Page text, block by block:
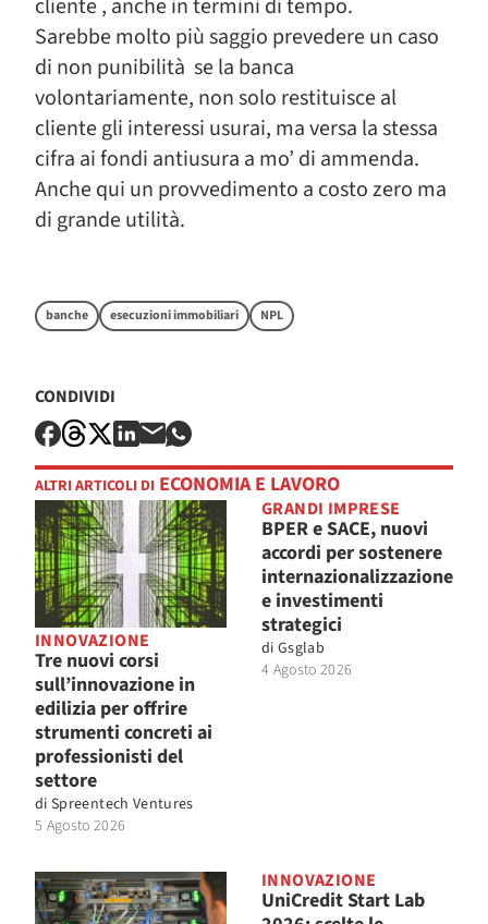
cliente , anche in termini di tempo.
Sarebbe molto più saggio prevedere un caso
di non punibilità se la banca
volontariamente, non solo restituisce al
cliente gli interessi usurai, ma versa la stessa
cifra ai fondi antiusura a mo’ di ammenda.
Anche qui un provvedimento a costo zero ma
di grande utilità.
banche esecuzioni immobiliari NPL
CONDIVIDI
ALTRI ARTICOLI DI ECONOMIA E LAVORO
INNOVAZIONE
Tre nuovi corsi
sull’innovazione in
edilizia per offrire
strumenti concreti ai
professionisti del
settore
di Spreentech Ventures
5 Agosto 2026
GRANDI IMPRESE
BPER e SACE, nuovi
accordi per sostenere
internazionalizzazione
e investimenti
strategici
di Gsglab
4 Agosto 2026
INNOVAZIONE
UniCredit Start Lab